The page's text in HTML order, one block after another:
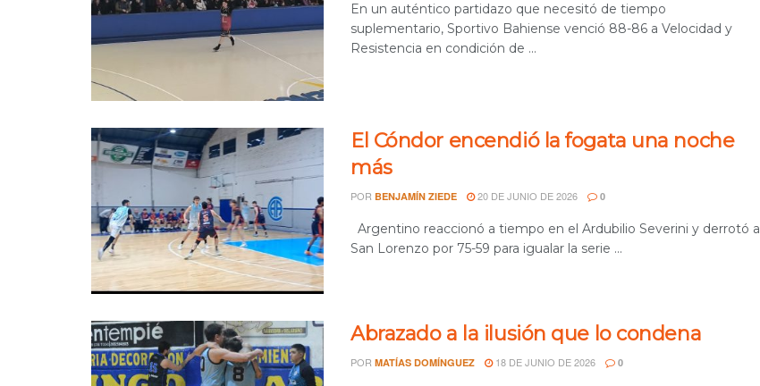
En un auténtico partidazo que necesitó de tiempo
suplementario, Sportivo Bahiense venció 88-86 a Velocidad y
Resistencia en condición de ...
El Cóndor encendió la fogata una noche
más
POR BENJAMÍN ZIEDE 20 DE JUNIO DE 2026 0
Argentino reaccionó a tiempo en el Ardubilio Severini y derrotó a
San Lorenzo por 75-59 para igualar la serie ...
Abrazado a la ilusión que lo condena
POR MATÍAS DOMÍNGUEZ 18 DE JUNIO DE 2026 0